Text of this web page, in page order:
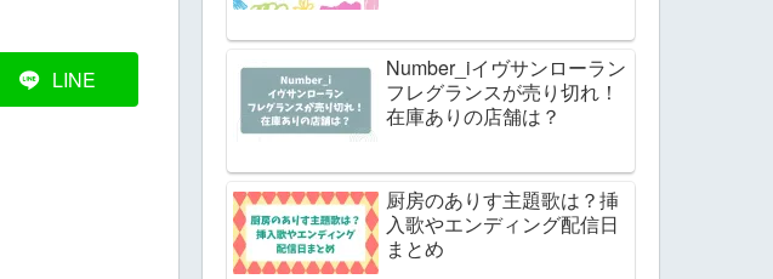
LINE
Number_iイヴサンローラン
フレグランスが売り切れ！
在庫ありの店舗は？
厨房のありす主題歌は？挿
入歌やエンディング配信日
まとめ